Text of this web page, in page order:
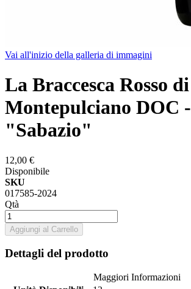
Vai all'inizio della galleria di immagini
La Braccesca Rosso di
Montepulciano DOC -
"Sabazio"
12,00 €
Disponibile
SKU
017585-2024
Qtà
Aggiungi al Carrello
Dettagli del prodotto
Maggiori Informazioni